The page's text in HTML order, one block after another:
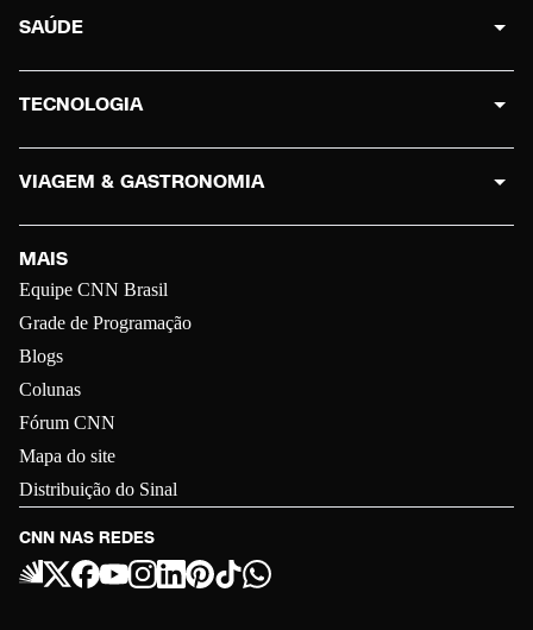
CNN NAS REDES
MAIS
Equipe CNN Brasil
Grade de Programação
Blogs
Colunas
Fórum CNN
Mapa do site
Distribuição do Sinal
SAÚDE
TECNOLOGIA
VIAGEM & GASTRONOMIA